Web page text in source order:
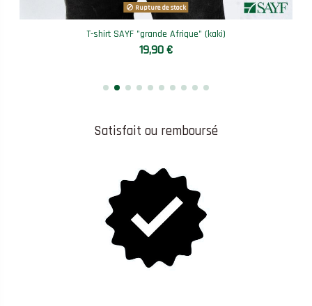
Rupture de stock
T-shirt SAYF "grande Afrique" (kaki)
19,90 €
Satisfait ou remboursé